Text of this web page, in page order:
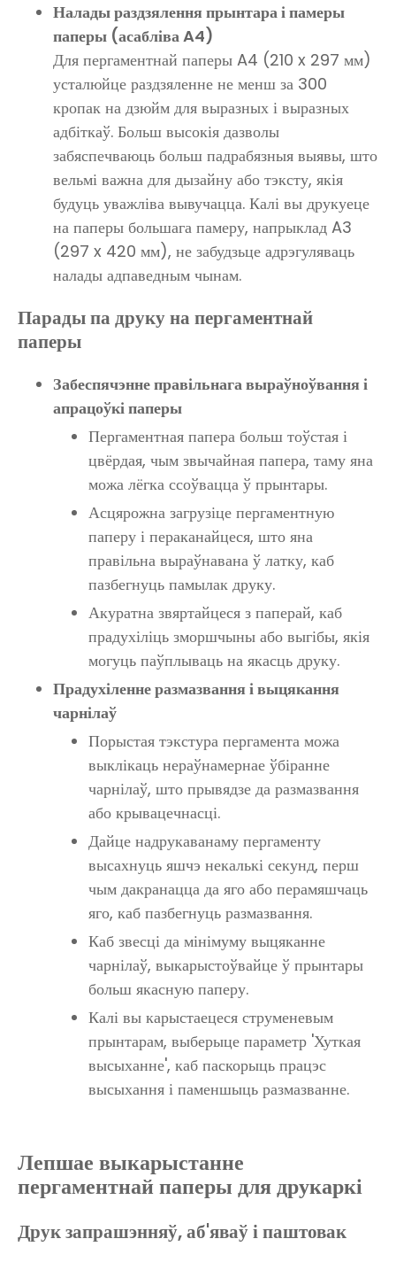
Налады раздзялення прынтара і памеры
паперы (асабліва A4)
Для пергаментнай паперы A4 (210 x 297 мм)
усталюйце раздзяленне не менш за 300
кропак на дзюйм для выразных і выразных
адбіткаў. Больш высокія дазволы
забяспечваюць больш падрабязныя выявы, што
вельмі важна для дызайну або тэксту, якія
будуць уважліва вывучацца. Калі вы друкуеце
на паперы большага памеру, напрыклад A3
(297 x 420 мм), не забудзьце адрэгуляваць
налады адпаведным чынам.
Парады па друку на пергаментнай
паперы
Забеспячэнне правільнага выраўноўвання і
апрацоўкі паперы
Пергаментная папера больш тоўстая і
цвёрдая, чым звычайная папера, таму яна
можа лёгка ссоўвацца ў прынтары.
Асцярожна загрузіце пергаментную
паперу і пераканайцеся, што яна
правільна выраўнавана ў латку, каб
пазбегнуць памылак друку.
Акуратна звяртайцеся з паперай, каб
прадухіліць зморшчыны або выгібы, якія
могуць паўплываць на якасць друку.
Прадухіленне размазвання і выцякання
чарнілаў
Порыстая тэкстура пергамента можа
выклікаць нераўнамернае ўбіранне
чарнілаў, што прывядзе да размазвання
або крывацечнасці.
Дайце надрукаванаму пергаменту
высахнуць яшчэ некалькі секунд, перш
чым дакранацца да яго або перамяшчаць
яго, каб пазбегнуць размазвання.
Каб звесці да мінімуму выцяканне
чарнілаў, выкарыстоўвайце ў прынтары
больш якасную паперу.
Калі вы карыстаецеся струменевым
прынтарам, выберыце параметр 'Хуткая
высыханне', каб паскорыць працэс
высыхання і паменшыць размазванне.
Лепшае выкарыстанне
пергаментнай паперы для друкаркі
Друк запрашэнняў, аб'яваў і паштовак